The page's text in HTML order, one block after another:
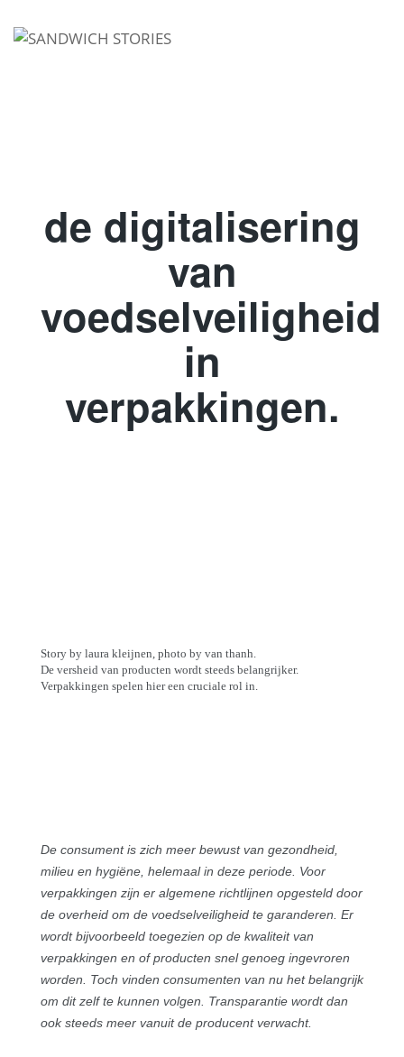
I'm looking for
de digitalisering
van
voedselveiligheid
in
verpakkingen.
Story by laura kleijnen, photo by van thanh.
De versheid van producten wordt steeds belangrijker.
Verpakkingen spelen hier een cruciale rol in.
De consument is zich meer bewust van gezondheid,
milieu en hygiëne, helemaal in deze periode. Voor
verpakkingen zijn er algemene richtlijnen opgesteld door
de overheid om de voedselveiligheid te garanderen. Er
wordt bijvoorbeeld toegezien op de kwaliteit van
verpakkingen en of producten snel genoeg ingevroren
worden. Toch vinden consumenten van nu het belangrijk
om dit zelf te kunnen volgen. Transparantie wordt dan
ook steeds meer vanuit de producent verwacht.